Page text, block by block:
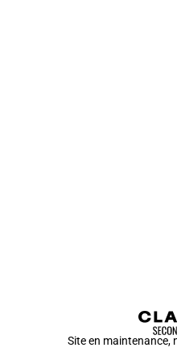
Site en maintenance,